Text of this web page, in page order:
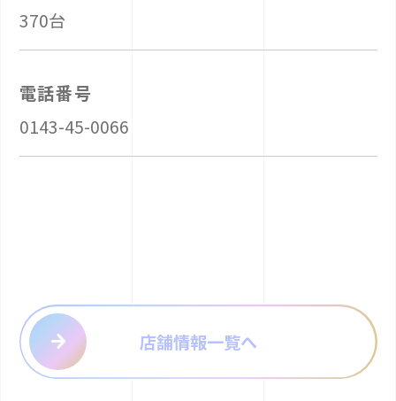
370台
電話番号
0143-45-0066
店舗情報一覧へ